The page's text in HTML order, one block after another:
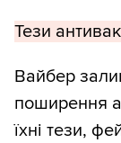
Тези
Вайбер
поширення
їхні тези,